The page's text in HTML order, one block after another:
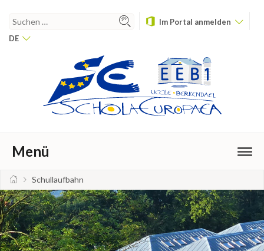
Im Portal anmelden
DE
Menü
Schullaufbahn